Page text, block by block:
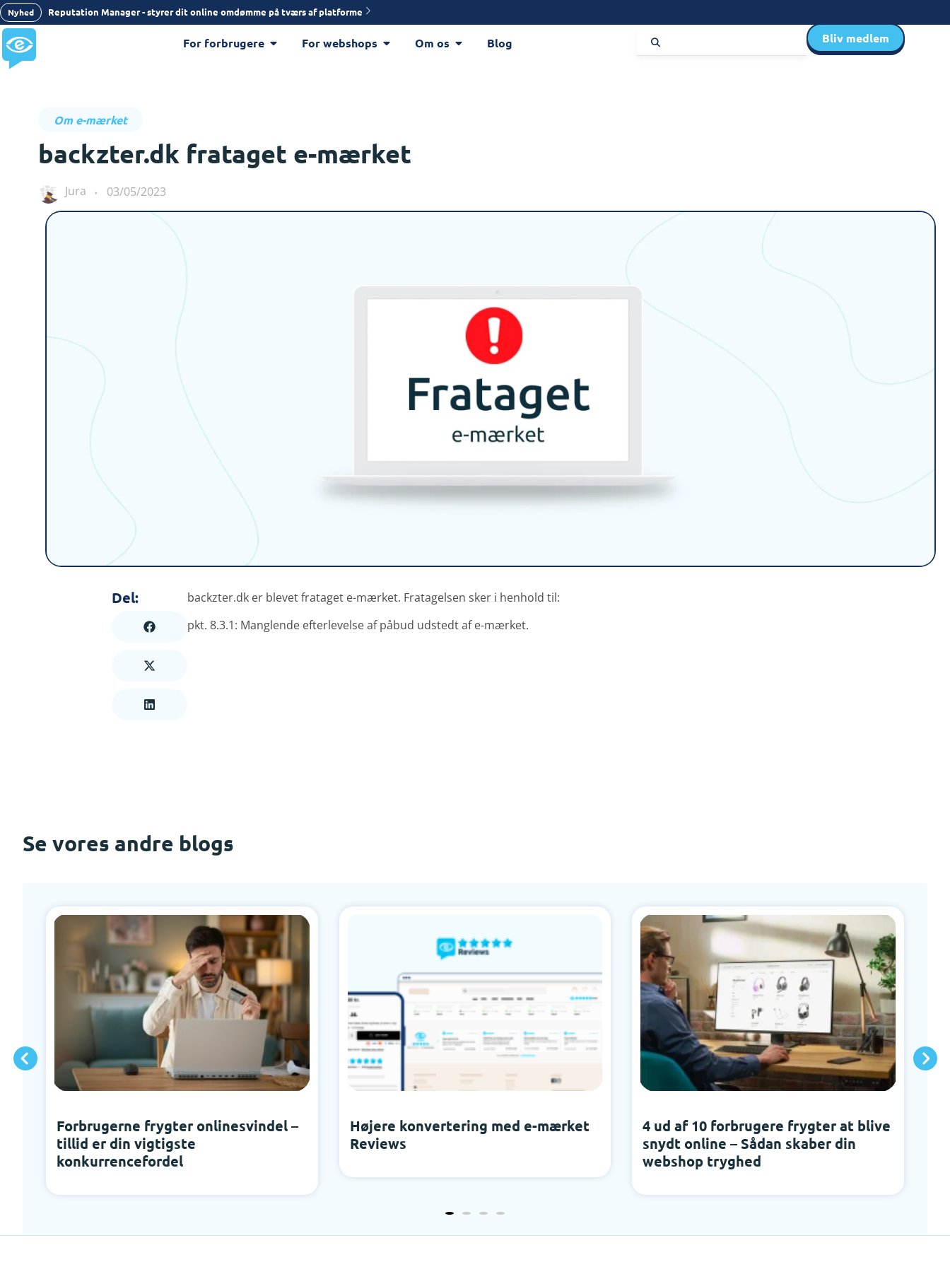
Nyhed Reputation Manager - styrer dit online omdømme på tværs af platforme
For forbrugere For webshops Om os Blog Bliv medlem
Om e-mærket
backzter.dk frataget e-mærket
Jura 03/05/2023
Del:
backzter.dk er blevet frataget e-mærket. Fratagelsen sker i henhold til:
pkt. 8.3.1: Manglende efterlevelse af påbud udstedt af e-mærket.
Se vores andre blogs
Forbrugerne frygter onlinesvindel –
tillid er din vigtigste
konkurrencefordel
Højere konvertering med e-mærket
Reviews
4 ud af 10 forbrugere frygter at blive
snydt online – Sådan skaber din
webshop tryghed